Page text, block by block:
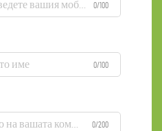
0/100
0/100
0/200